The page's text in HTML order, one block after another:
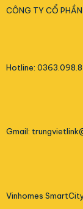
CÔNG TY CỔ
Hotline:
Gmail:
Vinhomes